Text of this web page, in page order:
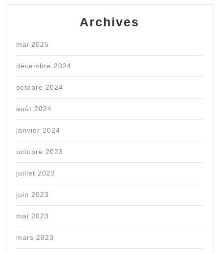
Archives
mai 2025
décembre 2024
octobre 2024
août 2024
janvier 2024
octobre 2023
juillet 2023
juin 2023
mai 2023
mars 2023